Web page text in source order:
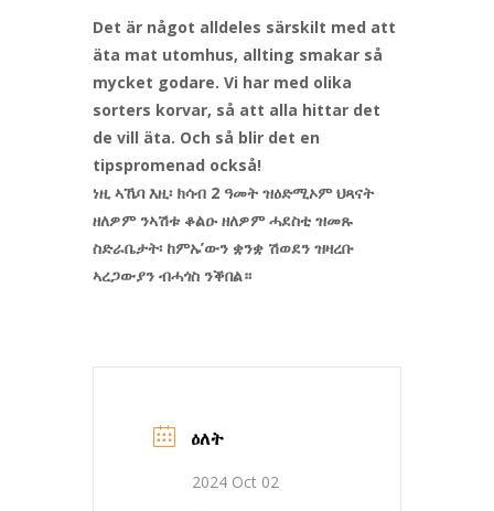
Det är något alldeles särskilt med att
äta mat utomhus, allting smakar så
mycket godare. Vi har med olika
sorters korvar, så att alla hittar det
de vill äta. Och så blir det en
tipspromenad också!
ነዚ ኣኼባ እዚ፡ ክሳብ 2 ዓመት ዝዕድሚኦም ህጻናት
ዘለዎም ንኣሽቱ ቆልዑ ዘለዎም ሓደስቲ ዝመጹ
ስድራቤታት፡ ከምኡ’ውን ቋንቋ ሽወደን ዝዛረቡ
ኣረጋውያን ብሓጎስ ንቕበል።
ዕለት
2024 Oct 02